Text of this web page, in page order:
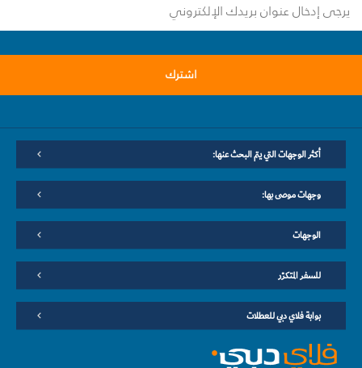
اشترك
أكثر الوجهات التي يتم البحث عنها:
وجهات موصى بها:
الوجهات
للسفر المتكرّر
بوابة فلاي دبي للعطلات